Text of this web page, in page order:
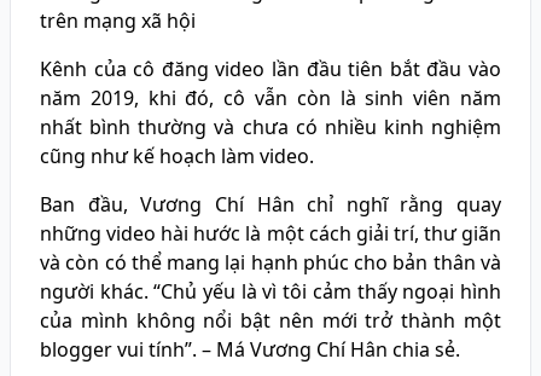
trên mạng xã hội
Kênh của cô đăng video lần đầu tiên bắt đầu vào
năm 2019, khi đó, cô vẫn còn là sinh viên năm
nhất bình thường và chưa có nhiều kinh nghiệm
cũng như kế hoạch làm video.
Ban đầu, Vương Chí Hân chỉ nghĩ rằng quay
những video hài hước là một cách giải trí, thư giãn
và còn có thể mang lại hạnh phúc cho bản thân và
người khác. “Chủ yếu là vì tôi cảm thấy ngoại hình
của mình không nổi bật nên mới trở thành một
blogger vui tính”. – Má Vương Chí Hân chia sẻ.